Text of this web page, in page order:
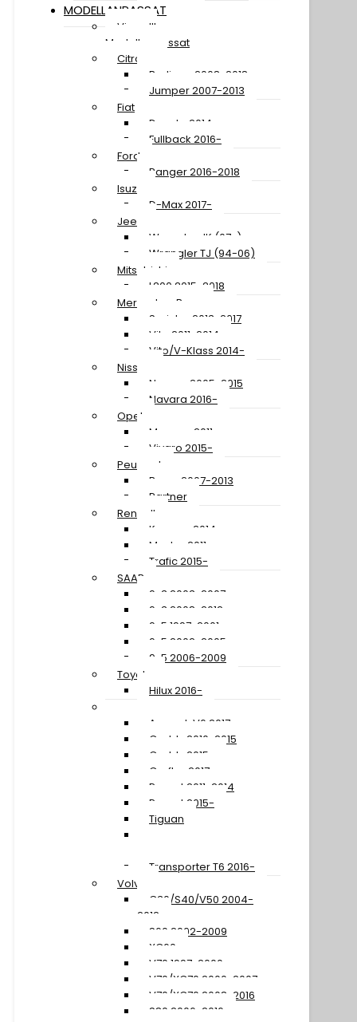
MODELLANPASSAT
Visa allt
Modellanpassat
Citroen
Berlingo 2008-2018
Jumper 2007-2013
Fiat
Ducato 2014-
Fullback 2016-
Ford
Ranger 2016-2018
Isuzu
D-Max 2017-
Jeep
Wrangler JK (07-)
Wrangler TJ (94-06)
Mitsubishi
L200 2015-2018
Mercedes-Benz
Sprinter 2013-2017
Vito 2011-2014
Vito/V-Klass 2014-
Nissan
Navara 2005-2015
Navara 2016-
Opel
Movano 2011-
Vivaro 2015-
Peugeot
Boxer 2007-2013
Partner
Renault
Kangoo 2014-
Master 2011-
Trafic 2015-
SAAB
9-3 2003-2007
9-3 2008-2012
9-5 1997-2001
9-5 2002-2005
9-5 2006-2009
Toyota
Hilux 2016-
Amarok V6 2017-
Caddy 2010-2015
Caddy 2015-
Crafter 2017-
Passat 2011-2014
Passat 2015-
Tiguan
Transporter T6 2016-
Volvo
C30/S40/V50 2004-
2012
S60 2002-2009
XC60
V70 1997-2000
V70/XC70 2000-2007
V70/XC70 2008-2016
S80 2006-2016